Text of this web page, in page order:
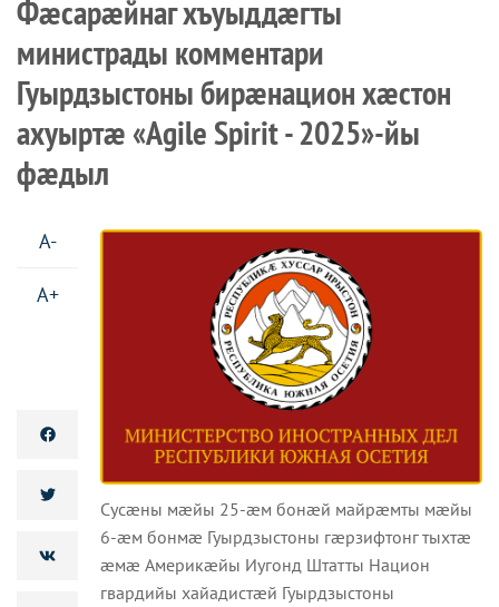
Фæсарæйнаг хъуыддæгты
министрады комментари
Гуырдзыстоны бирæнацион хæстон
ахуыртæ «Agile Spirit - 2025»-йы
фæдыл
A-
A+
Сусæны мæйы 25-æм бонæй майрæмты мæйы
6-æм бонмæ Гуырдзыстоны гæрзифтонг тыхтæ
æмæ Америкæйы Иугонд Штатты Национ
гвардийы хайадистæй Гуырдзыстоны